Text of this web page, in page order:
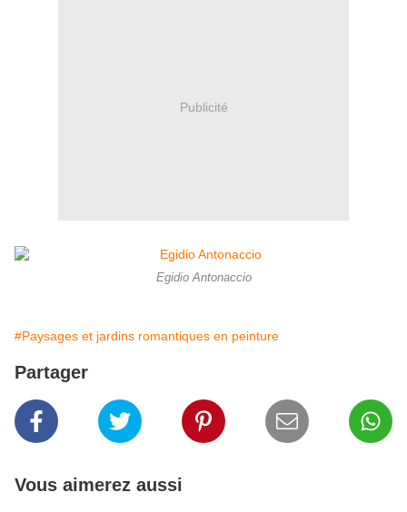
Publicité
Egidio Antonaccio
#Paysages et jardins romantiques en peinture
Partager
Vous aimerez aussi